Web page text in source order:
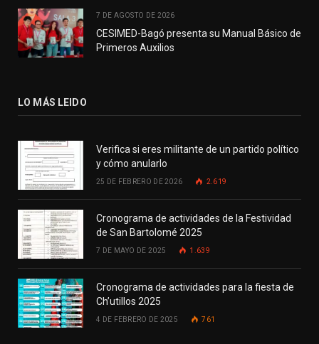
7 DE AGOSTO DE 2026
CESIMED-Bagó presenta su Manual Básico de
Primeros Auxilios
LO MÁS LEIDO
Verifica si eres militante de un partido político
y cómo anularlo
25 DE FEBRERO DE 2026 2.619
Cronograma de actividades de la Festividad
de San Bartolomé 2025
7 DE MAYO DE 2025 1.639
Cronograma de actividades para la fiesta de
Ch’utillos 2025
4 DE FEBRERO DE 2025 761